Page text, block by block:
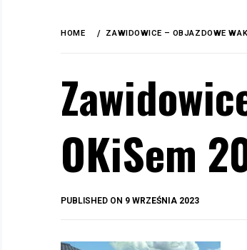
HOME ZAWIDOWICE – OBJAZDOWE
OKiSem
PUBLISHED ON 9 WRZEŚNIA 2023